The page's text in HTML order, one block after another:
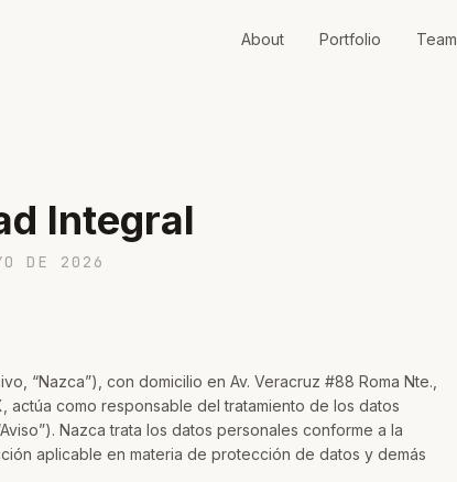
About Portfolio Team
Integral
DE 2026
“Nazca”), con domicilio en Av. Veracruz #88 Roma Nte.,
actúa como responsable del tratamiento de los datos
Nazca trata los datos personales conforme a la
aplicable en materia de protección de datos y demás